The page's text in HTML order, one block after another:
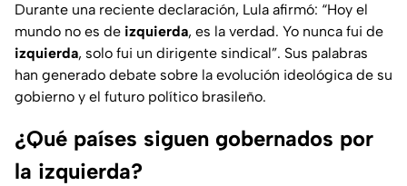
Durante una reciente declaración, Lula afirmó: “Hoy el
mundo no es de izquierda, es la verdad. Yo nunca fui de
izquierda, solo fui un dirigente sindical”. Sus palabras
han generado debate sobre la evolución ideológica de su
gobierno y el futuro político brasileño.
¿Qué países siguen gobernados por
la izquierda?